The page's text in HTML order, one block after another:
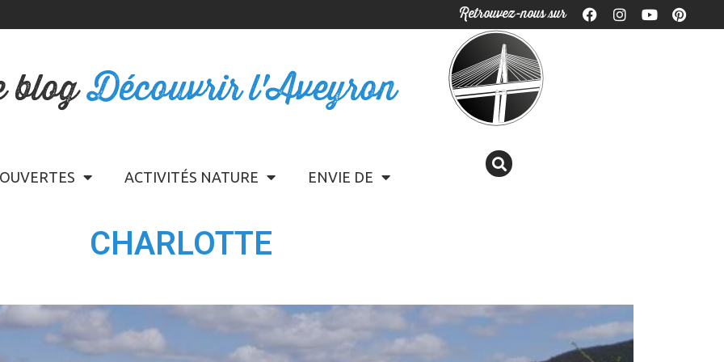
Retrouvez-nous sur
blogDécouvrir l'Aveyron
ACTIVITÉS NATURE ENVIE DE
CHARLOTTE